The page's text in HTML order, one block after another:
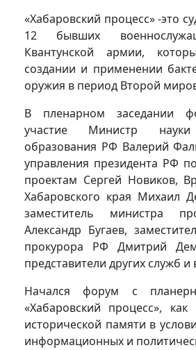
«Хабаровский процесс» -это
12 бывших
Квантунской армии,
создании и применении
оружия в период Второй
В пленарном заседании
участие Министр
образования РФ Валерий
управления президента РФ
проектам Сергей Новиков,
Хабаровского края Михаил
заместитель министра
Александр Бугаев,
прокурора РФ Дмитрий
представители других служб и
Начался форум с
«Хабаровский процесс», как
исторической памяти в
информационных и